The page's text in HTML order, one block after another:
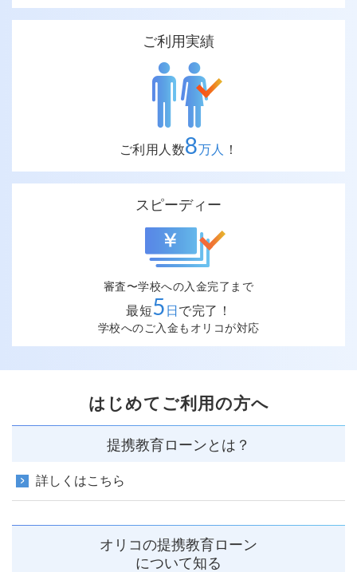
ご利用実績
ご利用人数8万人 ！
スピーディー
審査〜学校への入金完了まで
最短5 日で完了！
学校へのご入金もオリコが対応
はじめてご利用の方へ
提携教育ローンとは？
詳しくはこちら
オリコの提携教育ローン
について知る